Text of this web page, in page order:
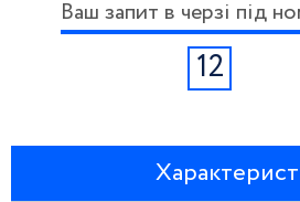
Ваш запит в черзі під
12